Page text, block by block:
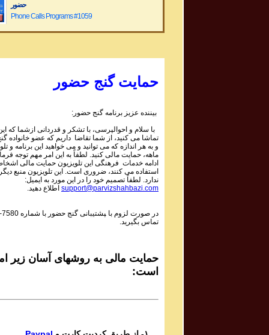
حضور
Phone Calls Programs #1059
Parviz Shahbazi - Ganje Hozour | پرویز شهبازی - گنج
Phone Calls Programs #1059
Parviz Shahbazi - Ganje Hozour | پرویز شهبازی - گنج
حضور
Phone Calls Programs #1058
2 | ۱۰۵۸
Parviz Shahbazi - Ganje Hozour | پرویز شهبازی - گنج
حضور
Phone Calls Programs #1058
حضور
حضور
حضور
Parviz Shahbazi - Ganje Hozour | پرویز شهبازی - گنج
حمایت گنج حضور
بیننده عزیز برنامه گنج حضور:
با سلام و احوالپرسی، با تشکر و قدردانی ازشما که این
تماشا می کنید، از شما تقاضا داریم که عضو خانواده
و به هر اندازه که می توانید و می خواهید این برنامه و
ماهه، حمایت مالی کنید. لطفاً به این امر مهم توجه
ادامه خدمات فرهنگی این تلویزیون حمایت مالی
استفاده می کنند، ضروری است. این تلویزیون منبع
ندارد. لطفاً تصمیم خود را در این مورد به ایمیل:
support@parvizshahbazi.com اطلاع دهید.
در صورت لزوم با ‍پشتیبانی گنج حضور با شماره 7580
تماس بگیرید.
حمایت مالی به روشهای آسان زیر
است: